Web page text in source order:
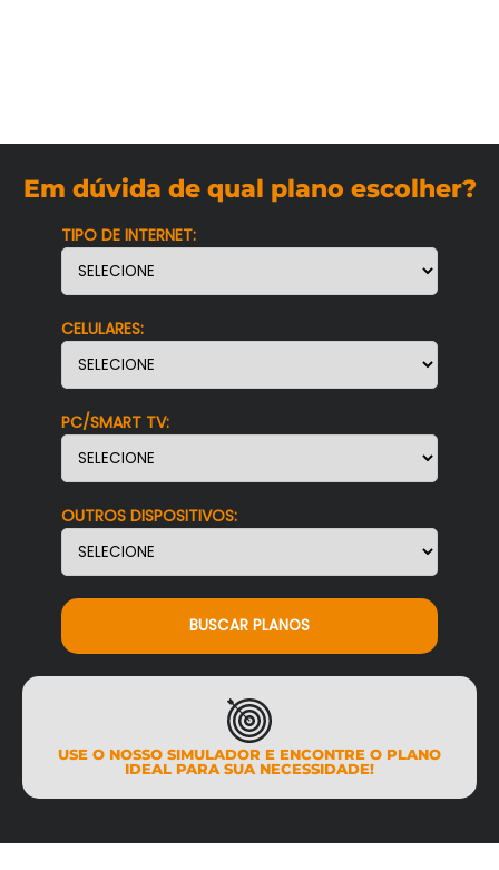
Em dúvida de qual plano escolher?
TIPO DE INTERNET:
CELULARES:
PC/SMART TV:
OUTROS DISPOSITIVOS:
BUSCAR PLANOS
USE O NOSSO SIMULADOR E ENCONTRE O PLANO
IDEAL PARA SUA NECESSIDADE!